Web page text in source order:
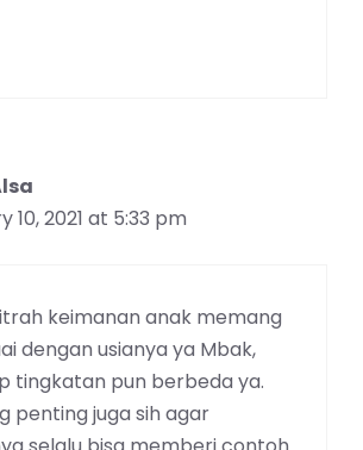
10, 2021 at 5:33 pm
keimanan anak memang
dengan usianya ya Mbak,
tingkatan pun berbeda ya.
penting juga sih agar